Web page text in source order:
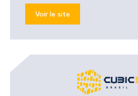
Voir le site